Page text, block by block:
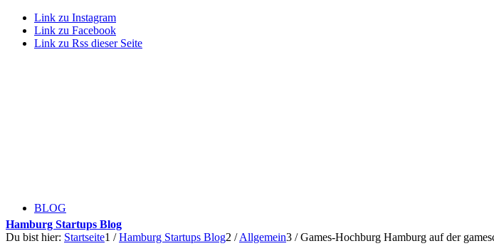
Link zu Instagram
Link zu Facebook
Link zu Rss dieser Seite
BLOG
Hamburg Startups Blog
Du bist hier: Startseite1 / Hamburg Startups Blog2 / Allgemein3 / Games-Hochburg Hamburg auf der